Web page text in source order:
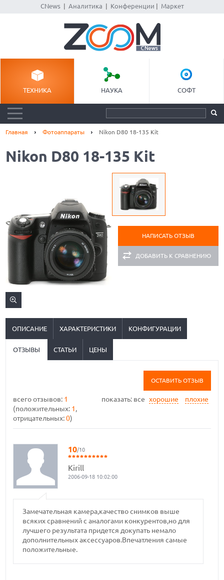
CNews| Аналитика Конференции Маркет
ТЕХНИКА НАУКА СОФТ
Главная Фотоаппараты Nikon D80 18-135 Kit
Nikon D80 18-135 Kit
НАПИСАТЬ ОТЗЫВ
ДОБАВИТЬ К СРАВНЕНИЮ
ОПИСАНИЕ ХАРАКТЕРИСТИКИ КОНФИГУРАЦИИ
ОТЗЫВЫ СТАТЬИ ЦЕНЫ
ОСТАВИТЬ ОТЗЫВ
показать: все хорошие плохие
всего отзывов: 1
(положительных: 1,
отрицательных:0)
10/10
Kirill
2006-09-18 10:02:00
Замечательная камера,качество снимков выше
всяких сравнений с аналогами конкурентов,но для
лучшего результата придется докупать немало
дополнительных аксессуаров.Впечатления самые
положительные.